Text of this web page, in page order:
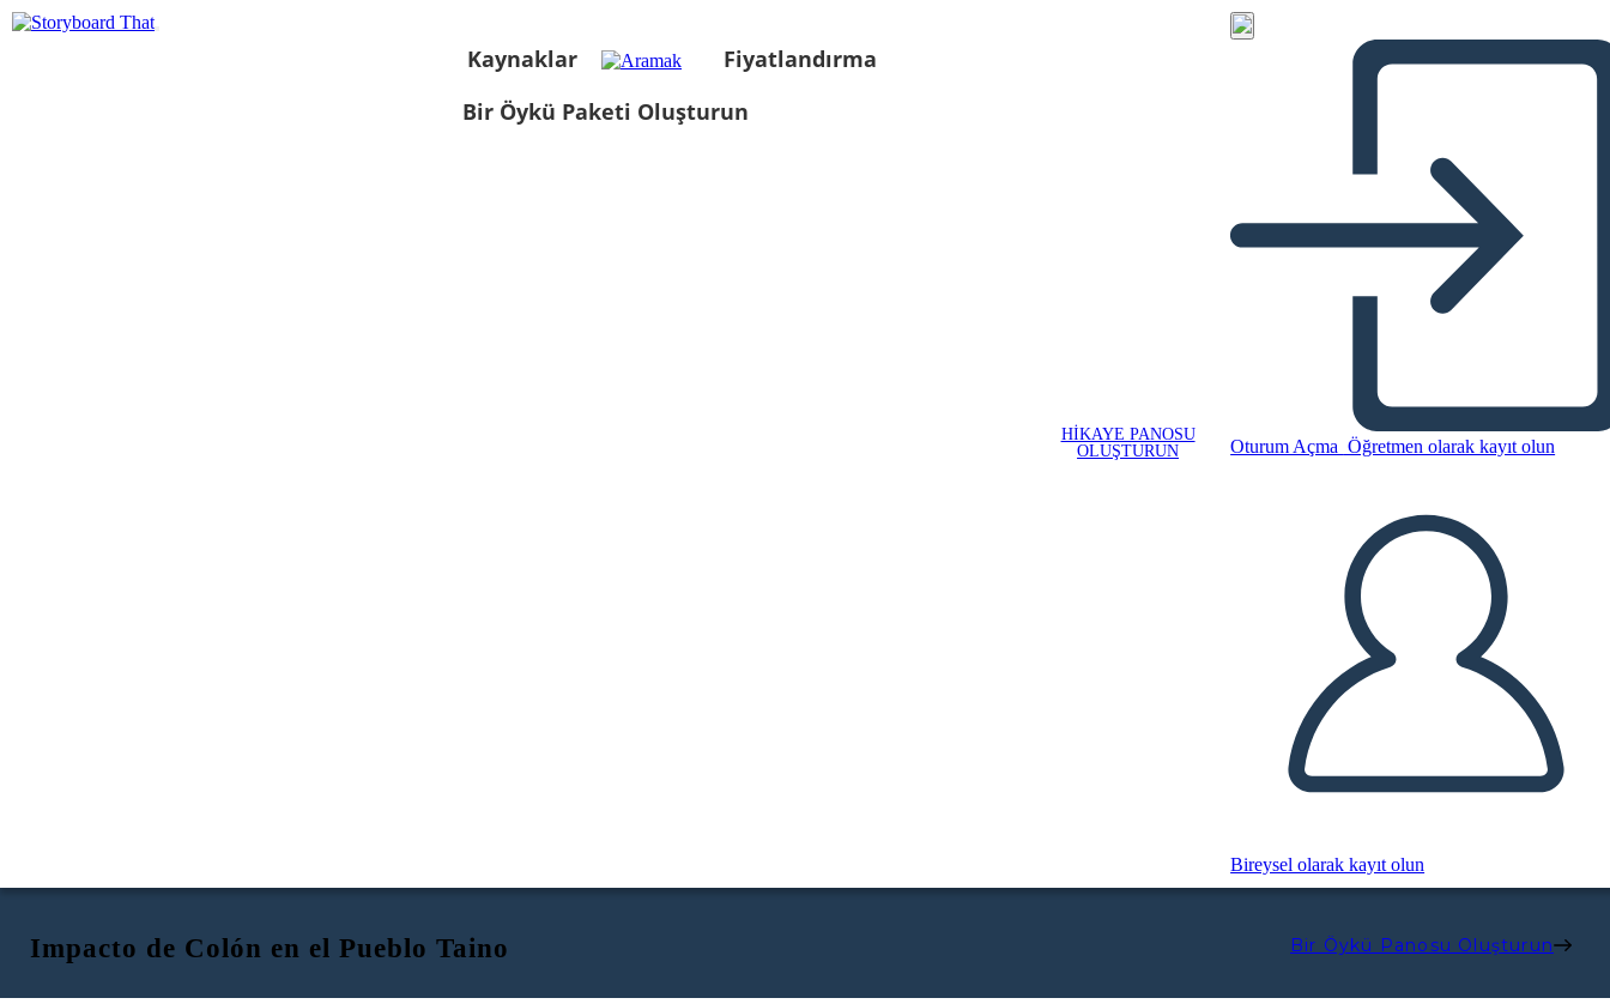
Kaynaklar
Fiyatlandırma
Bir Öykü Paketi Oluşturun
HIKAYE PANOSU
OLUŞTURUN
Oturum Açma Öğretmen olarak kayıt olun
Bireysel olarak kayıt olun
Impacto de Colón en el Pueblo Taino Bir Öykü Panosu Oluşturun